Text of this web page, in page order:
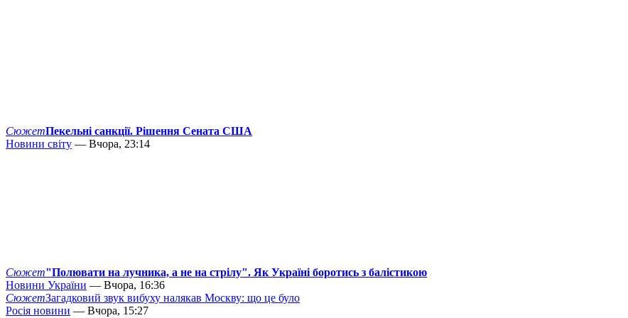
СюжетПекельні санкції. Рішення Сената США
Новини світу — Вчора, 23:14
Сюжет"Полювати на лучника, а не на стрілу". Як Україні боротись з балістикою
Новини України — Вчора, 16:36
СюжетЗагадковий звук вибуху налякав Москву: що це було
Росія новини — Вчора, 15:27